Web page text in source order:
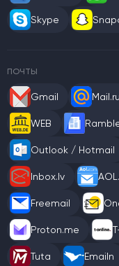
Skype
ПОЧТЫ
Gmail Mail.ru
WEB
Outlook / Hotmail
Inbox.lv
Freemail
Proton.me
Tuta Emailn